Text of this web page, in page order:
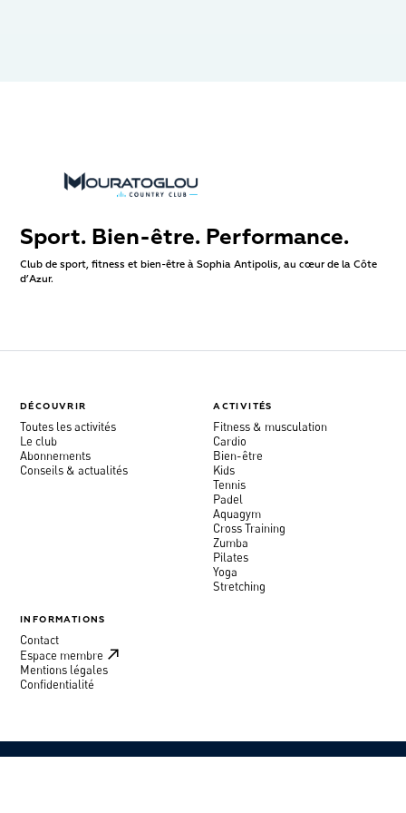
Sport. Bien-être. Performance.
Club de sport, fitness et bien-être à Sophia Antipolis, au cœur de la Côte
d’Azur.
DÉCOUVRIR
Toutes les activités
Le club
Abonnements
Conseils & actualités
ACTIVITÉS
Fitness & musculation
Cardio
Bien-être
Kids
Tennis
Padel
Aquagym
Cross Training
Zumba
Pilates
Yoga
Stretching
INFORMATIONS
Contact
Espace membre
Mentions légales
Confidentialité